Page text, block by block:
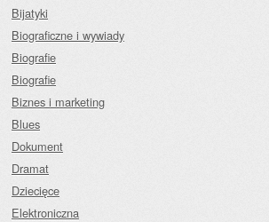
Bijatyki
Biograficzne i wywiady
Biografie
Biografie
Biznes i marketing
Blues
Dokument
Dramat
Dziecięce
Elektroniczna